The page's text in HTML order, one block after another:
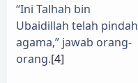
“Ini Talhah bin
Ubaidillah telah pindah
agama,” jawab orang-
orang.[4]